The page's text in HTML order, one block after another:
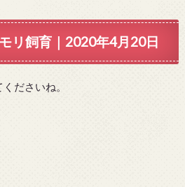
リ飼育｜2020年4月20日
ださいね。